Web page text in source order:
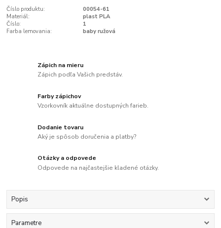
Číslo produktu:
00054-61
Materiál:
plast PLA
Číslo:
1
Farba lemovania:
baby ružová
Zápich na mieru
Zápich podľa Vašich predstáv.
Farby zápichov
Vzorkovník aktuálne dostupných farieb.
Dodanie tovaru
Aký je spôsob doručenia a platby?
Otázky a odpovede
Odpovede na najčastejšie kladené otázky.
Popis
Parametre